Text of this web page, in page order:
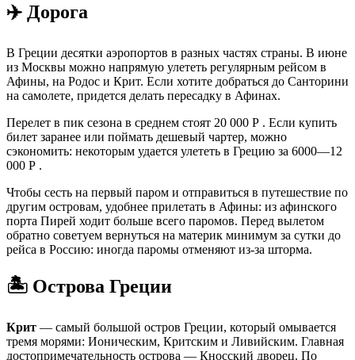
✈️ Дорога
В Греции десятки аэропортов в разных частях страны. В июне
из Москвы можно напрямую улететь регулярным рейсом в
Афины, на Родос и Крит. Если хотите добраться до Санторини
на самолете, придется делать пересадку в Афинах.
Перелет в пик сезона в среднем стоят 20 000 Р . Если купить
билет заранее или поймать дешевый чартер, можно
сэкономить: некоторым удается улететь в Грецию за 6000—12
000 Р .
Чтобы сесть на первый паром и отправиться в путешествие по
другим островам, удобнее прилетать в Афины: из афинского
порта Пирей ходит больше всего паромов. Перед вылетом
обратно советуем вернуться на материк минимум за сутки до
рейса в Россию: иногда паромы отменяют из-за шторма.
🏝️ Острова Греции
Крит — самый большой остров Греции, который омывается
тремя морями: Ионическим, Критским и Ливийским. Главная
достопримечательность острова — Кносский дворец. По